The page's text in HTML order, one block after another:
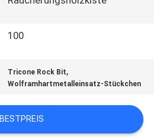
100
Tricone Rock Bit,
Wolframhartmetalleinsatz-Stückchen
BESTPREIS